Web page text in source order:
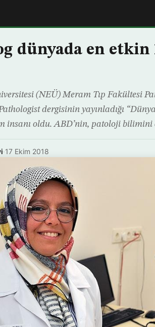
dünyada en etkin
(NEÜ) Meram Tıp Fakültesi
dergisinin yayınladığı
insanı oldu. ABD’nin, patoloji
·17 Ekim 2018